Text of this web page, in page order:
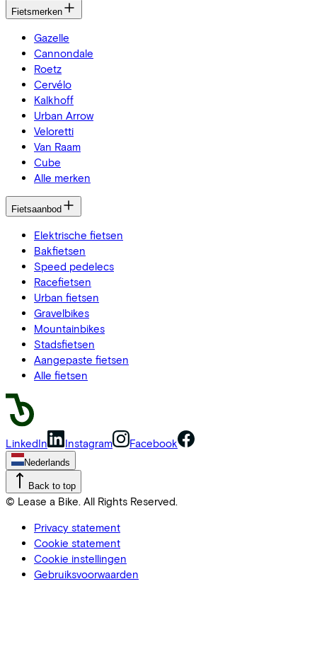
Fietsmerken
Gazelle
Cannondale
Roetz
Cervélo
Kalkhoff
Urban Arrow
Veloretti
Van Raam
Cube
Alle merken
Fietsaanbod
Elektrische fietsen
Bakfietsen
Speed pedelecs
Racefietsen
Urban fietsen
Gravelbikes
Mountainbikes
Stadsfietsen
Aangepaste fietsen
Alle fietsen
LinkedIn Instagram Facebook
Nederlands
Back to top
© Lease a Bike. All Rights Reserved.
Privacy statement
Cookie statement
Cookie instellingen
Gebruiksvoorwaarden